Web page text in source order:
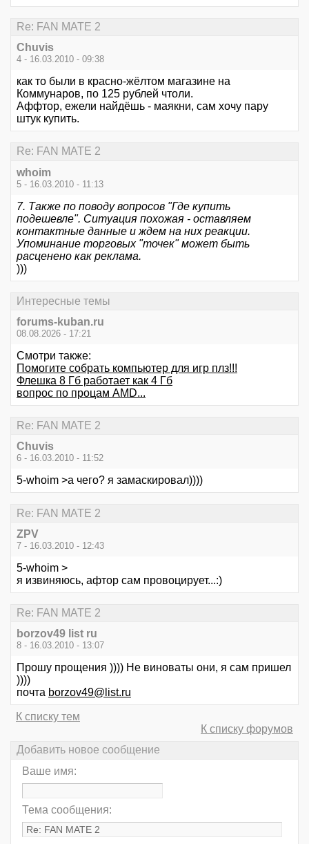
Re: FAN MATE 2
Chuvis
4 - 16.03.2010 - 09:38
как то были в красно-жёлтом магазине на
Коммунаров, по 125 рублей чтоли.
Аффтор, ежели найдёшь - маякни, сам хочу пару
штук купить.
Re: FAN MATE 2
whoim
5 - 16.03.2010 - 11:13
7. Также по поводу вопросов "Где купить
подешевле". Ситуация похожая - оставляем
контактные данные и ждем на них реакции.
Упоминание торговых "точек" может быть
расценено как реклама.
)))
Интересные темы
forums-kuban.ru
08.08.2026 - 17:21
Смотри также:
Помогите собрать компьютер для игр плз!!!
Флешка 8 Гб работает как 4 Гб
вопрос по процам AMD...
Re: FAN MATE 2
Chuvis
6 - 16.03.2010 - 11:52
5-whoim >а чего? я замаскировал))))
Re: FAN MATE 2
ZPV
7 - 16.03.2010 - 12:43
5-whoim >
я извиняюсь, афтор сам провоцирует...:)
Re: FAN MATE 2
borzov49 list ru
8 - 16.03.2010 - 13:07
Прошу прощения )))) Не виноваты они, я сам пришел
))))
почта borzov49@list.ru
К списку тем
К списку форумов
Добавить новое сообщение
Ваше имя:
Тема сообщения: